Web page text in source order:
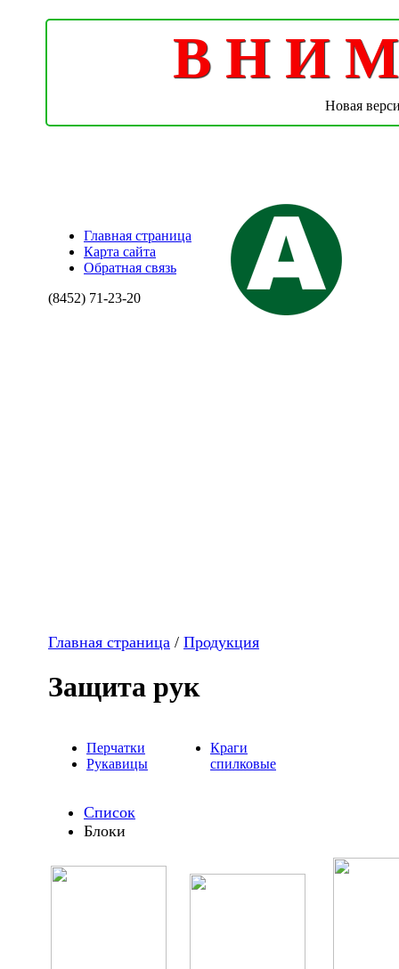
В Н И
Новая
Главная страница
Карта сайта
Обратная связь
(8452) 71-23-20
Главная страница / Продукция
Защита рук
Перчатки
Рукавицы
Краги
спилковые
Список
Блоки